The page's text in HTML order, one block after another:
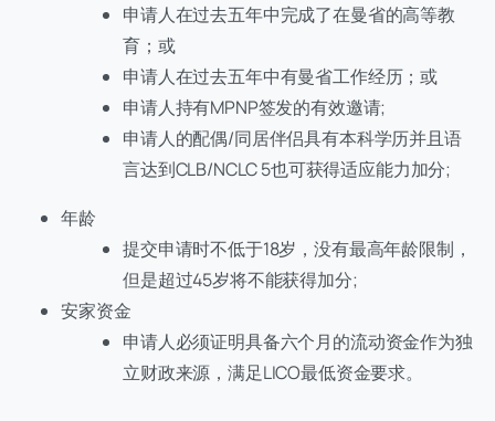
申请人在过去五年中完成了在曼省的高等教
育；或
申请人在过去五年中有曼省工作经历；或
申请人持有MPNP签发的有效邀请;
申请人的配偶/同居伴侣具有本科学历并且语
言达到CLB/NCLC 5也可获得适应能力加分;
年龄
提交申请时不低于18岁，没有最高年龄限制，
但是超过45岁将不能获得加分;
安家资金
申请人必须证明具备六个月的流动资金作为独
立财政来源，满足LICO最低资金要求。